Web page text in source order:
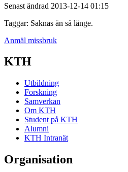
Senast ändrad 2013-12-14 01:15
Taggar: Saknas än så länge.
Anmäl missbruk
KTH
Utbildning
Forskning
Samverkan
Om KTH
Student på KTH
Alumni
KTH Intranät
Organisation